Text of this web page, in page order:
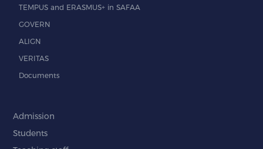
TEMPUS and ERASMUS+ in SAFAA
GOVERN
ALIGN
VERITAS
Documents
Admission
Students